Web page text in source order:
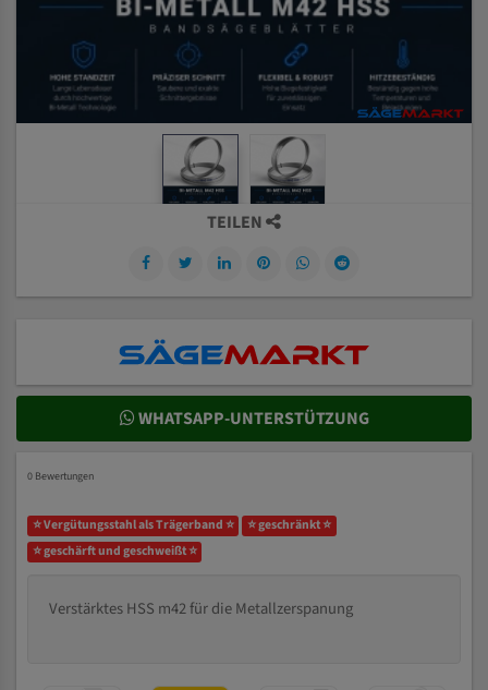
TEILEN
WHATSAPP-UNTERSTÜTZUNG
0 Bewertungen
⭐ Vergütungsstahl als Trägerband ⭐
⭐ geschränkt ⭐
⭐ geschärft und geschweißt ⭐
Verstärktes HSS m42 für die Metallzerspanung